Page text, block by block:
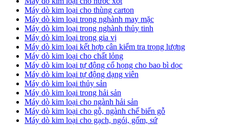
Máy dò kim loại cho thùng carton
Máy dò kim loại trong nghành may mặc
Máy dò kim loại trong nghành thủy tinh
Máy dò kim loại trong gia vị
Máy dò kim loại kết hợp cân kiểm tra trọng lượng
Máy dò kim loại cho chất lỏng
Máy dò kim loại tự động cổ họng cho bao bì dọc
Máy dò kim loại tự động dạng viên
Máy dò kim loại thủy sản
Máy dò kim loại trong hải sản
Máy dò kim loại cho ngành hải sản
Máy dò kim loại cho gỗ, ngành chế biến gỗ
Máy dò kim loại cho gạch, ngói, gốm, sứ